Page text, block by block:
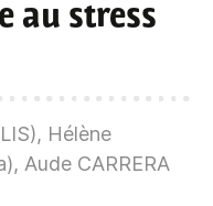
au stress
Hélène
Aude CARRERA